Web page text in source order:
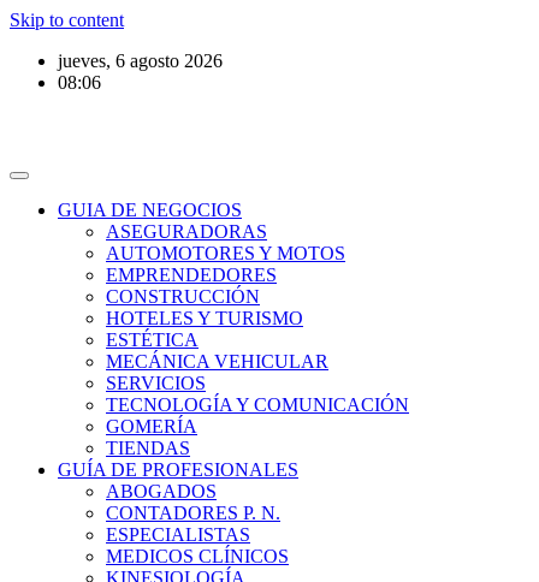
Skip to content
jueves, 6 agosto 2026
08:06
GUIA DE NEGOCIOS
ASEGURADORAS
AUTOMOTORES Y MOTOS
EMPRENDEDORES
CONSTRUCCIÓN
HOTELES Y TURISMO
ESTÉTICA
MECÁNICA VEHICULAR
SERVICIOS
TECNOLOGÍA Y COMUNICACIÓN
GOMERÍA
TIENDAS
GUÍA DE PROFESIONALES
ABOGADOS
CONTADORES P. N.
ESPECIALISTAS
MEDICOS CLÍNICOS
KINESIOLOGÍA